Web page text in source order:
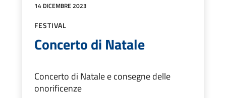
14 DICEMBRE 2023
FESTIVAL
Concerto di Natale
Concerto di Natale e consegne delle
onorificenze